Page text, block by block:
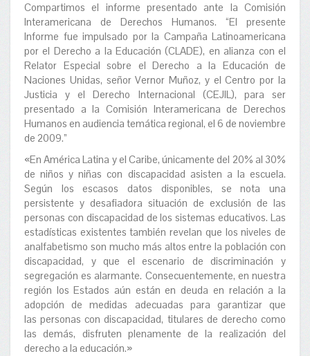
Compartimos el informe presentado ante la Comisión
Interamericana de Derechos Humanos. “El presente
Informe fue impulsado por la Campaña Latinoamericana
por el Derecho a la Educación (CLADE), en alianza con el
Relator Especial sobre el Derecho a la Educación de
Naciones Unidas, señor Vernor Muñoz, y el Centro por la
Justicia y el Derecho Internacional (CEJIL), para ser
presentado a la Comisión Interamericana de Derechos
Humanos en audiencia temática regional, el 6 de noviembre
de 2009.”
«En América Latina y el Caribe, únicamente del 20% al 30%
de niños y niñas con discapacidad asisten a la escuela.
Según los escasos datos disponibles, se nota una
persistente y desafiadora situación de exclusión de las
personas con discapacidad de los sistemas educativos. Las
estadísticas existentes también revelan que los niveles de
analfabetismo son mucho más altos entre la población con
discapacidad, y que el escenario de discriminación y
segregación es alarmante. Consecuentemente, en nuestra
región los Estados aún están en deuda en relación a la
adopción de medidas adecuadas para garantizar que
las personas con discapacidad, titulares de derecho como
las demás, disfruten plenamente de la realización del
derecho a la educación.»